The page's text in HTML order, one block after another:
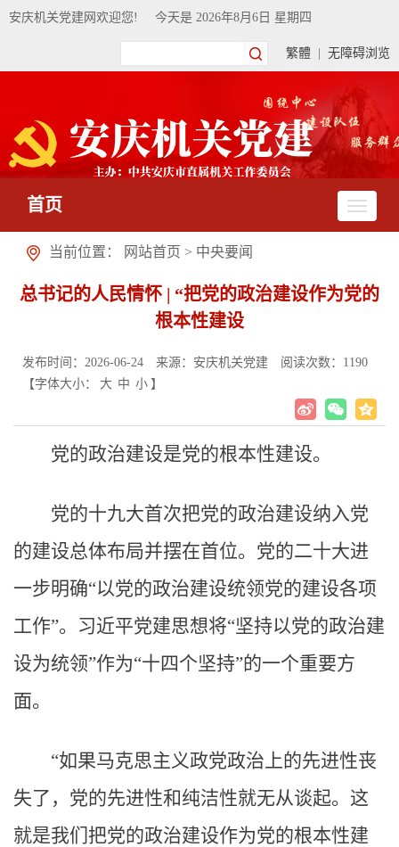
安庆机关党建网欢迎您! 今天是 2026年8月6日 星期四
繁體 无障碍浏览
首页
当前位置： 网站首页 > 中央要闻
总书记的人民情怀 | “把党的政治建设作为党的
根本性建设
发布时间：2026-06-24 来源：安庆机关党建 阅读次数： 1190
【字体大小：
大 中 小 】
党的政治建设是党的根本性建设。
党的十九大首次把党的政治建设纳入党
的建设总体布局并摆在首位。党的二十大进
一步明确“以党的政治建设统领党的建设各项
工作”。习近平党建思想将“坚持以党的政治建
设为统领”作为“十四个坚持”的一个重要方
面。
“如果马克思主义政党政治上的先进性丧
失了，党的先进性和纯洁性就无从谈起。这
就是我们把党的政治建设作为党的根本性建